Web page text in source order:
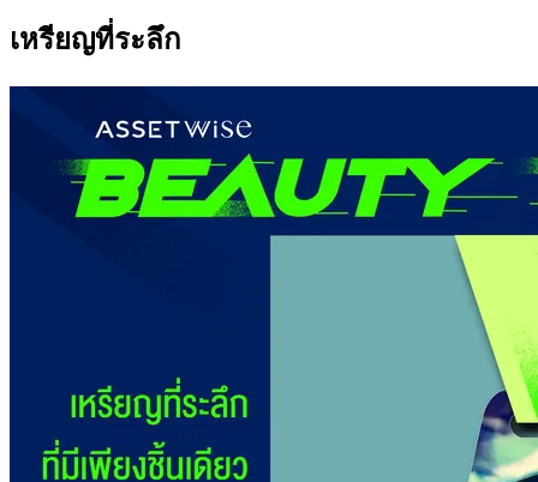
เหรียญที่ระลึก